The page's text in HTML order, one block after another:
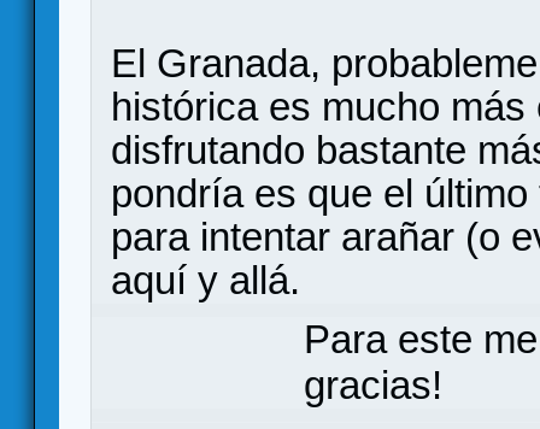
El Granada,
histórica es mucho
disfrutando bastante
pondría es que el
para intentar arañar (o
aquí y allá.
Para este
gracias!